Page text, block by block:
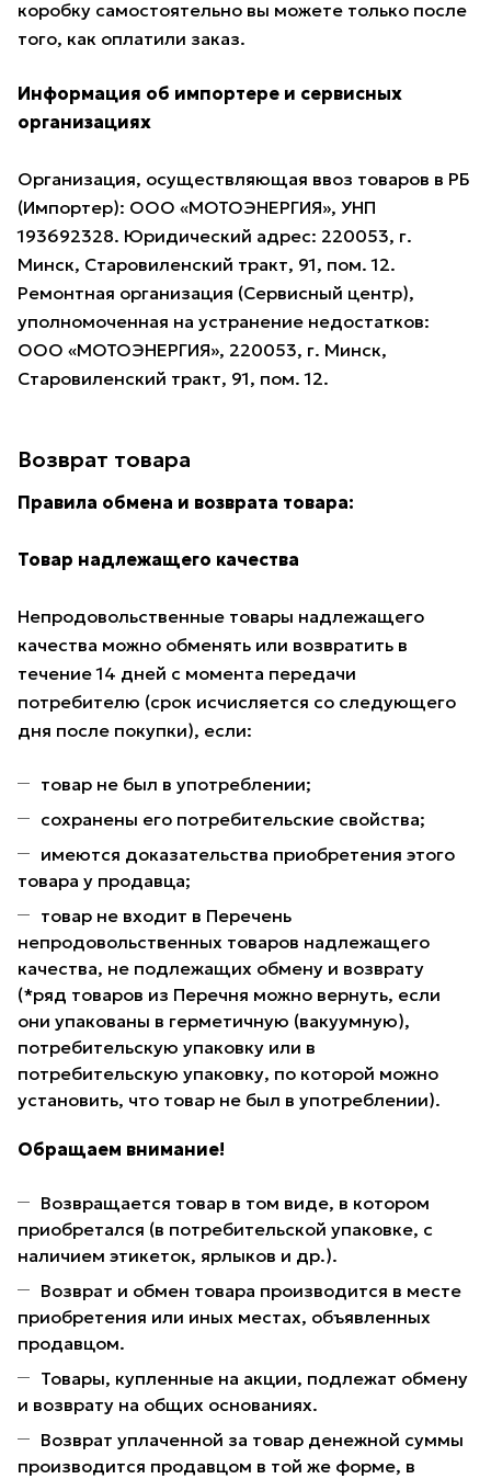
коробку самостоятельно вы можете только после
того, как оплатили заказ.
Информация об импортере и сервисных
организациях
Организация, осуществляющая ввоз товаров в РБ
(Импортер): ООО «МОТОЭНЕРГИЯ», УНП
193692328. Юридический адрес: 220053, г.
Минск, Старовиленский тракт, 91, пом. 12.
Ремонтная организация (Сервисный центр),
уполномоченная на устранение недостатков:
ООО «МОТОЭНЕРГИЯ», 220053, г. Минск,
Старовиленский тракт, 91, пом. 12.
Возврат товара
Правила обмена и возврата товара:
Товар надлежащего качества
Непродовольственные товары надлежащего
качества можно обменять или возвратить в
течение 14 дней с момента передачи
потребителю (срок исчисляется со следующего
дня после покупки), если:
товар не был в употреблении;
сохранены его потребительские свойства;
имеются доказательства приобретения этого
товара у продавца;
товар не входит в Перечень
непродовольственных товаров надлежащего
качества, не подлежащих обмену и возврату
(*ряд товаров из Перечня можно вернуть, если
они упакованы в герметичную (вакуумную),
потребительскую упаковку или в
потребительскую упаковку, по которой можно
установить, что товар не был в употреблении).
Обращаем внимание!
Возвращается товар в том виде, в котором
приобретался (в потребительской упаковке, с
наличием этикеток, ярлыков и др.).
Возврат и обмен товара производится в месте
приобретения или иных местах, объявленных
продавцом.
Товары, купленные на акции, подлежат обмену
и возврату на общих основаниях.
Возврат уплаченной за товар денежной суммы
производится продавцом в той же форме, в